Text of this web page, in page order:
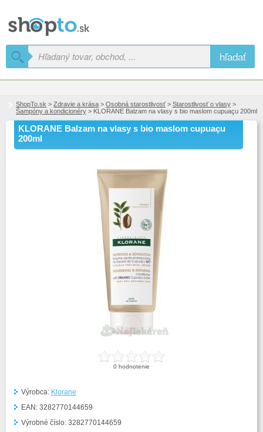
hľadať
ShopTo.sk > Zdravie a krása > Osobná starostlivosť> Starostlivosť o vlasy >
Šampóny a kondicionéry > KLORANE Balzam na vlasy s bio maslom cupuaçu 200ml
KLORANE Balzam na vlasy s bio maslom cupuaçu
200ml
0 hodnotenie
Výrobca: Klorane
EAN: 3282770144659
Výrobné číslo: 3282770144659